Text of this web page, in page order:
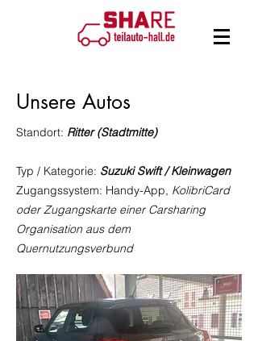
Unsere Autos
Standort: Ritter (Stadtmitte)
Typ / Kategorie: Suzuki Swift / Kleinwagen
Zugangssystem: Handy-App, KolibriCard
oder Zugangskarte einer Carsharing
Organisation aus dem
Quernutzungsverbund